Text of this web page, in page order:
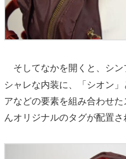
そしてなかを開くと、シン
シャレな内装に、「シオン
アなどの要素を組み合わせ
んオリジナルのタグが配置さ